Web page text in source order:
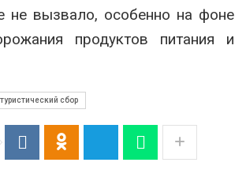
не вызвало, особенно на фоне
продуктов питания и
туристический сбор